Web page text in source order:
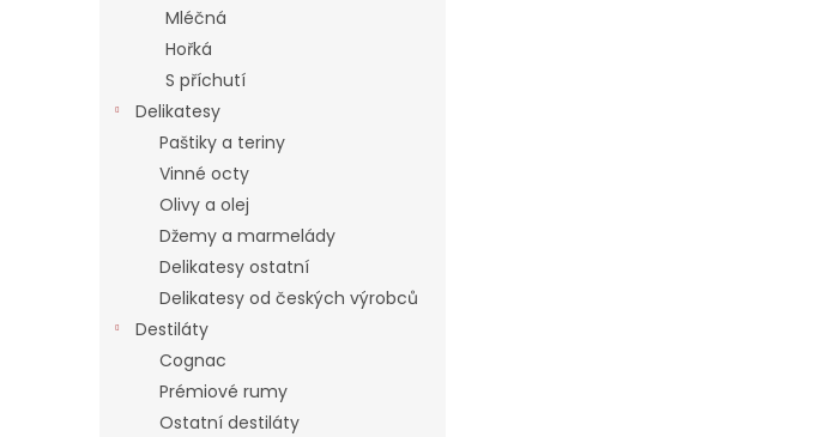
Mléčná
Hořká
S příchutí
Delikatesy
Paštiky a teriny
Vinné octy
Olivy a olej
Džemy a marmelády
Delikatesy ostatní
Delikatesy od českých výrobců
Destiláty
Cognac
Prémiové rumy
Ostatní destiláty